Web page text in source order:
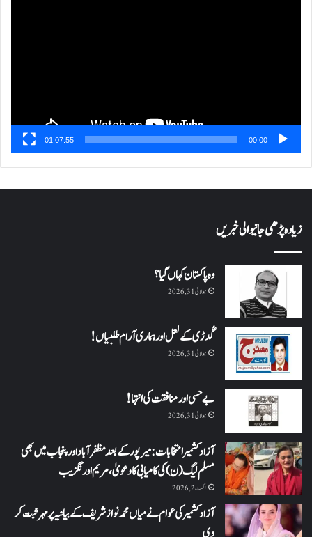
00:00
01:07:55
زیادہ پڑھی جانیوالی خبریں
وہ پاکستان کہاں گیا؟
جولائی 31, 2026
گُدڑی کے لعل اور ہماری آرام طلبیاں!
جولائی 31, 2026
بے حسی اور منافقت کی انتہا !
جولائی 31, 2026
آزاد کشمیر انتخابات: میرپور کے بعد مظفرآباد اور پنجاب میں بھی
مسلم لیگ (ن) کی کامیابی کا دعویٰ، مریم اورنگزیب
اگست 2, 2026
آزاد کشمیر کی عوام نے میاں محمد نواز شریف کے بیانیہ پر مہر ثبت کر